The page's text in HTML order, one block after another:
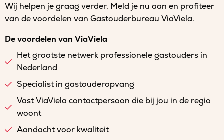
Wij helpen je graag verder. Meld je nu aan en profiteer
van de voordelen van Gastouderbureau ViaViela.
De voordelen van ViaViela
Het grootste netwerk professionele gastouders in
Nederland
Specialist in gastouderopvang
Vast ViaViela contactpersoon die bij jou in de regio
woont
Aandacht voor kwaliteit